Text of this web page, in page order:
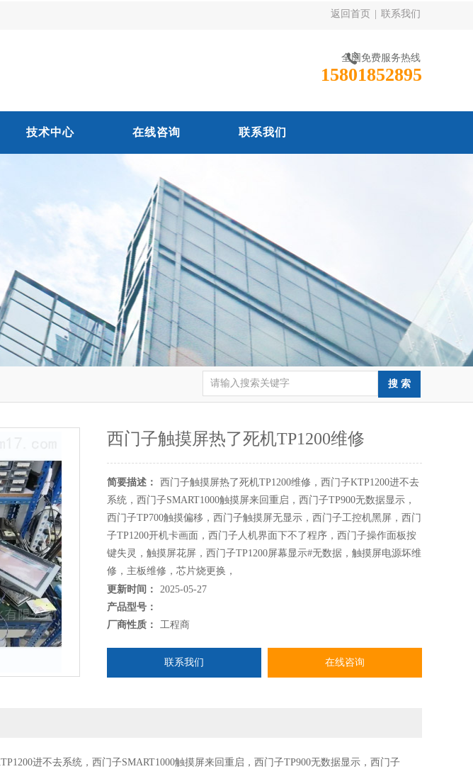
返回首页 联系我们
全国免费服务热线
15801852895
技术中心 在线咨询 联系我们
西门子触摸屏热了死机TP1200维修
简要描述：
西门子触摸屏热了死机TP1200维修，西门子KTP1200进不去
系统，西门子SMART1000触摸屏来回重启，西门子TP900无数据显示，
西门子TP700触摸偏移，西门子触摸屏无显示，西门子工控机黑屏，西门
子TP1200开机卡画面，西门子人机界面下不了程序，西门子操作面板按
键失灵，触摸屏花屏，西门子TP1200屏幕显示#无数据，触摸屏电源坏维
修，主板维修，芯片烧更换，
更新时间：
2025-05-27
产品型号：
厂商性质：
工程商
联系我们 在线咨询
进不去系统，西门子SMART1000触摸屏来回重启，西门子TP900无数据显示，西门子